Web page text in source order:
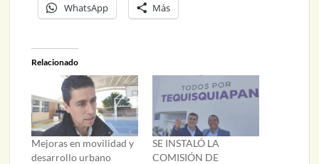
WhatsApp Más
Relacionado
Mejoras en movilidad y
desarrollo urbano
SE INSTALÓ LA
COMISIÓN DE